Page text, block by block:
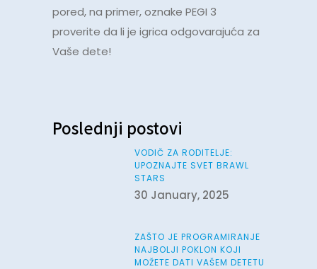
pored, na primer, oznake PEGI 3
proverite da li je igrica odgovarajuća za
Vaše dete!
Poslednji postovi
VODIČ ZA RODITELJE:
UPOZNAJTE SVET BRAWL
STARS
30 January, 2025
ZAŠTO JE PROGRAMIRANJE
NAJBOLJI POKLON KOJI
MOŽETE DATI VAŠEM DETETU